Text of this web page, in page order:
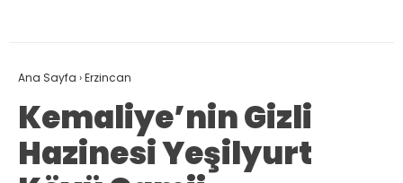
Ana Sayfa ›Erzincan
Kemaliye’nin Gizli
Hazinesi Yeşilyurt